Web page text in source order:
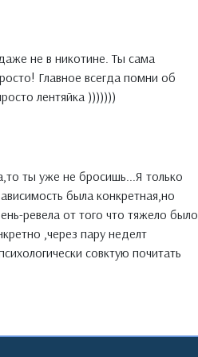
не в никотине. Ты сама
Главное всегда помни об
лентяйка )))))))
ты уже не бросишь...Я только
была конкретная,но
ревела от того что тяжело было
,через пару неделт
совктую почитать